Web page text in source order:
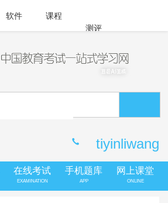
软件
课程
测评
tiyinliwang
在线考试
EXAMINATION
手机题库
APP
网上课堂
ONLINE